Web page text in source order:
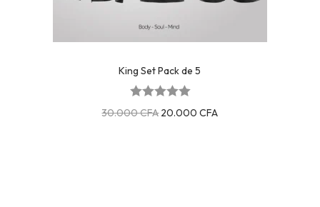
King Set Pack de 5
30.000CFA20.000CFA